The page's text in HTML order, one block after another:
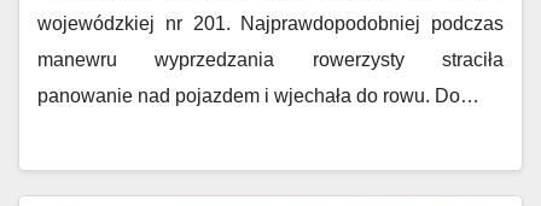
wojewódzkiej nr 201. Najprawdopodobniej podczas
manewru wyprzedzania rowerzysty straciła
panowanie nad pojazdem i wjechała do rowu. Do…